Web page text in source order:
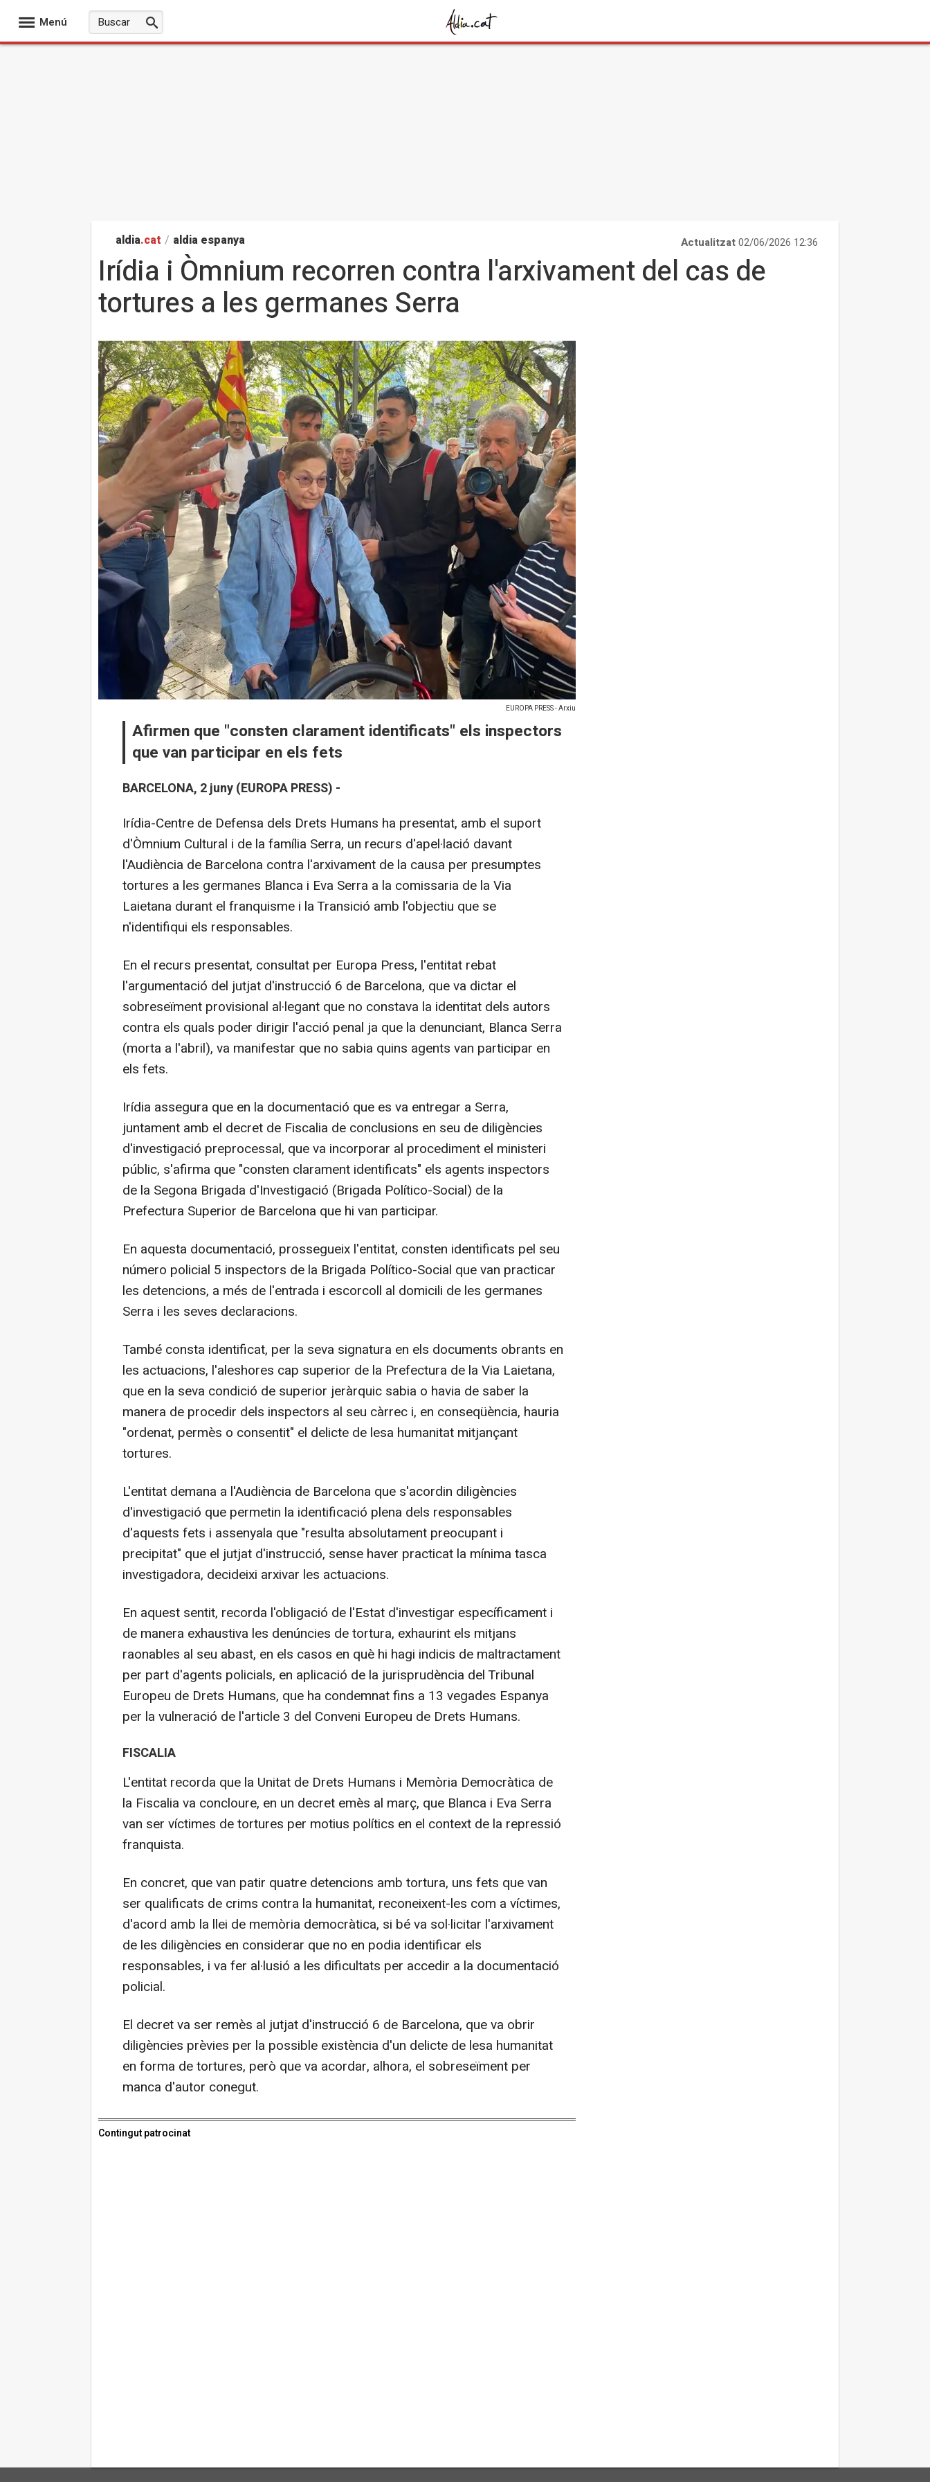
Menú
aldia.cat / aldia espanya Actualitzat02/06/2026 12:36
Irídia i Òmnium recorren contra l'arxivament del cas de
tortures a les germanes Serra
EUROPA PRESS - Arxiu
Afirmen que "consten clarament identificats" els inspectors
que van participar en els fets
BARCELONA, 2 juny (EUROPA PRESS) -
Irídia-Centre de Defensa dels Drets Humans ha presentat, amb el suport
d'Òmnium Cultural i de la família Serra, un recurs d'apel·lació davant
l'Audiència de Barcelona contra l'arxivament de la causa per presumptes
tortures a les germanes Blanca i Eva Serra a la comissaria de la Via
Laietana durant el franquisme i la Transició amb l'objectiu que se
n'identifiqui els responsables.
En el recurs presentat, consultat per Europa Press, l'entitat rebat
l'argumentació del jutjat d'instrucció 6 de Barcelona, que va dictar el
sobreseïment provisional al·legant que no constava la identitat dels autors
contra els quals poder dirigir l'acció penal ja que la denunciant, Blanca Serra
(morta a l'abril), va manifestar que no sabia quins agents van participar en
els fets.
Irídia assegura que en la documentació que es va entregar a Serra,
juntament amb el decret de Fiscalia de conclusions en seu de diligències
d'investigació preprocessal, que va incorporar al procediment el ministeri
públic, s'afirma que "consten clarament identificats" els agents inspectors
de la Segona Brigada d'Investigació (Brigada Político-Social) de la
Prefectura Superior de Barcelona que hi van participar.
En aquesta documentació, prossegueix l'entitat, consten identificats pel seu
número policial 5 inspectors de la Brigada Político-Social que van practicar
les detencions, a més de l'entrada i escorcoll al domicili de les germanes
Serra i les seves declaracions.
També consta identificat, per la seva signatura en els documents obrants en
les actuacions, l'aleshores cap superior de la Prefectura de la Via Laietana,
que en la seva condició de superior jeràrquic sabia o havia de saber la
manera de procedir dels inspectors al seu càrrec i, en conseqüència, hauria
"ordenat, permès o consentit" el delicte de lesa humanitat mitjançant
tortures.
L'entitat demana a l'Audiència de Barcelona que s'acordin diligències
d'investigació que permetin la identificació plena dels responsables
d'aquests fets i assenyala que "resulta absolutament preocupant i
precipitat" que el jutjat d'instrucció, sense haver practicat la mínima tasca
investigadora, decideixi arxivar les actuacions.
En aquest sentit, recorda l'obligació de l'Estat d'investigar específicament i
de manera exhaustiva les denúncies de tortura, exhaurint els mitjans
raonables al seu abast, en els casos en què hi hagi indicis de maltractament
per part d'agents policials, en aplicació de la jurisprudència del Tribunal
Europeu de Drets Humans, que ha condemnat fins a 13 vegades Espanya
per la vulneració de l'article 3 del Conveni Europeu de Drets Humans.
FISCALIA
L'entitat recorda que la Unitat de Drets Humans i Memòria Democràtica de
la Fiscalia va concloure, en un decret emès al març, que Blanca i Eva Serra
van ser víctimes de tortures per motius polítics en el context de la repressió
franquista.
En concret, que van patir quatre detencions amb tortura, uns fets que van
ser qualificats de crims contra la humanitat, reconeixent-les com a víctimes,
d'acord amb la llei de memòria democràtica, si bé va sol·licitar l'arxivament
de les diligències en considerar que no en podia identificar els
responsables, i va fer al·lusió a les dificultats per accedir a la documentació
policial.
El decret va ser remès al jutjat d'instrucció 6 de Barcelona, que va obrir
diligències prèvies per la possible existència d'un delicte de lesa humanitat
en forma de tortures, però que va acordar, alhora, el sobreseïment per
manca d'autor conegut.
Contingut patrocinat